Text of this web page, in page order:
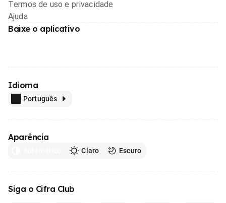
Termos de uso e privacidade
Ajuda
Baixe o aplicativo
Idioma
Português
Aparência
Claro Escuro
Siga o Cifra Club